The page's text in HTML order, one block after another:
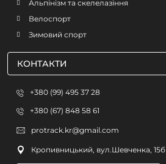
Альпінізм та скелелазіння
Велоспорт
Зимовий спорт
КОНТАКТИ
+380 (99) 495 37 28
+380 (67) 848 58 61
protrack.kr@gmail.com
Кропивницький, вул.Шевченка, 15б